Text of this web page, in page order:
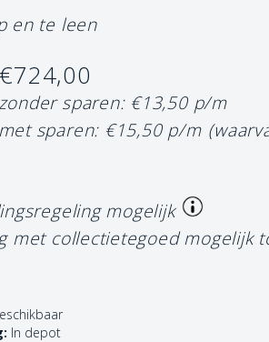
en te leen
sparen: €13,50 p/m
sparen: €15,50 p/m
mogelijk
met collectietegoed mogelijk
In depot